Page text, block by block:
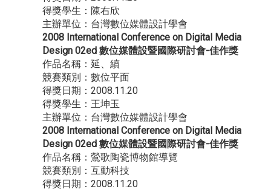
得獎學生：陳右欣
主辦單位：台灣數位媒體設計學會
2008 International Conference on Digital Media
Design 02ed 數位媒體設暨國際研討會-佳作獎
作品名稱：延、續
競賽類別：數位平面
得獎日期：2008.11.20
得獎學生：王坤玉
主辦單位：台灣數位媒體設計學會
2008 International Conference on Digital Media
Design 02ed 數位媒體設暨國際研討會-佳作獎
作品名稱：鶯歌陶瓷博物館導覽
競賽類別：互動科技
得獎日期：2008.11.20